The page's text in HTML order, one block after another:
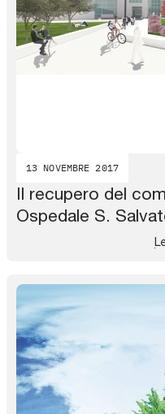
13 NOVEMBRE 2017
Il recupero del
Ospedale S.